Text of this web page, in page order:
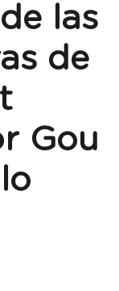
las
de
Gou